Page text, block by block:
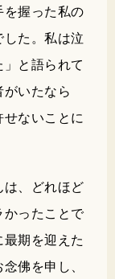
を握った私の
た。私は泣
と語られて
いたなら
ないことに
は、どれほど
かったことで
期を迎えた
佛を申し、